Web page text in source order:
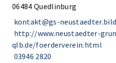
06484 Quedlinburg
kontakt@gs-
http://www.neustaedter-
qlb.de/foerderverein.html
03946 2820